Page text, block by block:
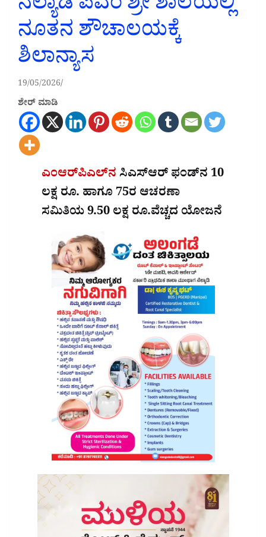
ನೂತನ ಶೌಚಾಲಯಕ್ಕೆ
ಶಿಲಾನ್ಯಾಸ
19/05/2026
ಶೇರ್ ಮಾಡಿ
ಎಂಆರ್‌ಪಿಎಲ್‌ನಸಿಎಸ್‌ಆರ್ ಫಂಡ್‌ನ 10
ಲಕ್ಷ ರೂ. ಹಾಗೂ 75ರ ಆಚರಣಾ
ಸಮಿತಿಯ 9.50 ಲಕ್ಷ ರೂ.ವೆಚ್ಚದ ಯೋಜನೆ